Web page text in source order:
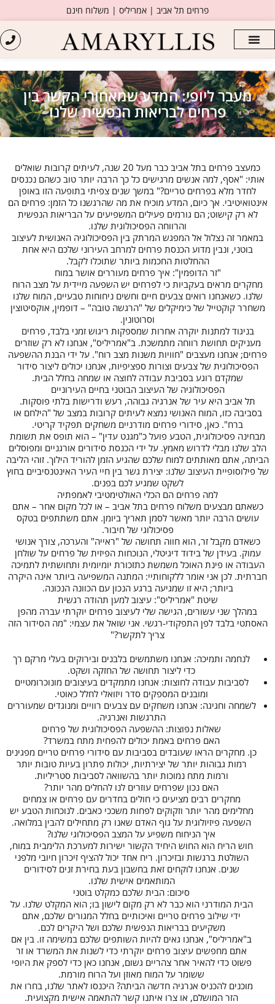
פרחים תל אביב | אמריליס | משלוח חינם
מעבר ליופי: המדע שמאחורי הקשר בין
פרחים לבריאות הנפשית שלנו
כמעצב פרחים בתל אביב כבר מעל 20 שנה, לעיתים קרובות שואלים
אותי: "אסף, למה אנשים מרגישים כל כך הרבה יותר טוב כשהם נכנסים
לחדר מלא בפרחים טריים?" במשך שנים צפיתי בתופעה הזו באופן
אינטואיטיבי. אך כיום, המדע מוכיח את מה שהרגשנו כל הזמן: פרחים הם
לא רק קישוט; הם גורמים פעילים המשפיעים על הבריאות הנפשית
והרווחה הפסיכולוגית שלנו.
במאמר זה נצלול אל המפגש המרתק בין הפסיכולוגיה האנושית לעיצוב
בוטני, ונבין מדוע הכנסת פרחים למרחב העירוני שלכם היא אחת
ההחלטות החכמות ביותר שתוכלו לקבל.
"זר הדופמין": איך פרחים מעוררים אושר במוח
מחקרים מראים בעקביות כי לפרחים יש השפעה מיידית על מצב הרוח
שלנו. כשאנחנו רואים צבעים חיים וחשים ניחוחות טבעיים, המוח שלנו
משחרר קוקטייל של כימיקלים של "הרגשה טובה" – דופמין, אוקסיטוצין
וסרוטונין.
בניגוד למתנות יוקרה אחרות שמספקות ריגוש זמני בלבד, פרחים
מעניקים תחושת רווחה מתמשכת. ב"אמריליס", אנחנו לא רק שוזרים
פרחים; אנחנו מעצבים "חוויות משנות מצב רוח". על ידי הבנת ההשפעה
הפסיכולוגית של צבעים וצורות ספציפיות, אנחנו יכולים ליצור סידור
שמקדם רוגע בסביבת עבודה לחוצה או שמחה בחלל הבית.
הפסיכולוגיה של העיצוב הבוטני בחיים העירוניים
תל אביב היא עיר של אנרגיה גבוהה, רעש ודרישות בלתי פוסקות.
בסביבה כזו, המוח האנושי נמצא לעיתים קרובות במצב של "הילחם או
ברח". כאן, סידורי פרחים מודרניים משחקים תפקיד קריטי.
מבחינה פסיכולוגית, הטבע פועל כ"מגנט עדין" – הוא תופס את תשומת
הלב שלנו מבלי לדרוש מאמץ. על ידי הכנסת סידורים אורגניים ומפוסלים
הביתה, אתם מאותתים למוח שלכם שהגיע הזמן להוריד הילוך. זוהי הליבה
של פילוסופיית העיצוב שלנו: יצירת גשר בין חיי העיר האינטנסיביים בחוץ
לשקט שמגיע לכם בפנים.
למה פרחים הם הכלי האולטימטיבי לאמפתיה
כשאתם מבצעים משלוח פרחים בתל אביב – או לכל מקום אחר – אתם
עושים הרבה יותר מאשר לסמן תאריך ביומן. אתם משתתפים בטקס
פסיכולוגי של חיבור.
כשאדם מקבל זר, הוא חווה תחושה של "ראייה" והערכה, צורך אנושי
עמוק. בעידן של בידוד דיגיטלי, הנוכחות הפיזית של פרחים על שולחן
העבודה או פינת האוכל משמשת כתזכורת יומיומית ותחושתית לתמיכה
חברתית. לכן אני אומר ללקוחותיי: המתנה המשפיעה ביותר אינה היקרה
ביותר; היא זו שמגיעה ברגע הנכון עם הכוונה הנכונה.
שיטת "אמריליס": עיצוב למען תהודה רגשית
במהלך שני עשורים, הגישה שלי לעיצוב פרחים יוקרתי עברה מהפן
האסתטי בלבד לפן התפקודי-רגשי. אני שואל את עצמי: "מה הסידור הזה
צריך לתקשר?"
לנחמה ותמיכה: אנחנו משתמשים בלבנים ובירוקים בעלי מרקם רך
כדי ליצור תחושה של החזקה ושקט.
לסביבות עבודה לחוצות: אנחנו מתמקדים בעיצובים מונוכרומטיים
ומובנים המספקים סדר ויזואלי לחלל כאוטי.
לשמחה וחגיגה: אנחנו משחקים עם צבעים רוויים ומנוגדים שמעוררים
התרגשות ואנרגיה.
שאלות נפוצות: ההשפעה הפסיכולוגית של פרחים
האם פרחים באמת יכולים להפחית מתח במשרד?
כן. מחקרים הראו שעובדים בסביבות עם סידורי פרחים טריים מפגינים
רמות גבוהות יותר של יצירתיות, יכולות פתרון בעיות טובות יותר
ורמות מתח נמוכות יותר בהשוואה לסביבות סטריליות.
האם נכון שפרחים עוזרים לנו להחלים מהר יותר?
מחקרים רבים מציעים כי חולים בחדרים עם פרחים או צמחים
מחלימים מהר יותר וזקוקים לפחות משככי כאבים. לנוכחות הטבע יש
השפעה פיזיולוגית על גוף האדם שאנו רק מתחילים להבין במלואה.
איך הניחוח משפיע על המצב הפסיכולוגי שלנו?
חוש הריח הוא החוש היחיד הקשור ישירות למערכת הלימבית במוח,
השולטת ברגשות ובזיכרון. ריח אחד יכול להציף זיכרון חיובי מלפני
שנים. אנחנו לוקחים זאת בחשבון בעת בחירת זנים לסידורים
המותאמים אישית שלנו.
סיכום: הבית שלכם כמקלט בוטני
הבית המודרני הוא כבר לא רק מקום לישון בו; הוא המקלט שלנו. על
ידי שילוב פרחים טריים ואיכותיים בחלל המגורים שלכם, אתם
משקיעים בבריאות הנפשית שלכם ושל היקרים לכם.
ב"אמריליס", אנחנו גאים להיות השותפים שלכם במשימה זו. בין אם
אתם מחפשים עיצוב פרחים יוקרתי כדי לשנות את המשרד או זר
פשוט כדי להאיר אחר צהריים גשום, אנחנו כאן כדי לספק את היופי
ששומר על המוח מאוזן ועל הרוח מורמת.
מוכנים להכניס אנרגיה חדשה הביתה? היכנסו לאתר שלנו, בחרו את
הזר המושלם, או צרו איתנו קשר להתאמה אישית מקצועית.